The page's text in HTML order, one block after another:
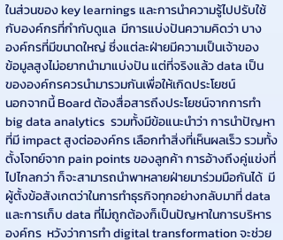
ในส่วนของ key learnings และการนำความรู้ไปปรับใช้
กับองค์กรที่กำกับดูแล  มีการแบ่งปันความคิดว่า บาง
องค์กรที่มีขนาดใหญ่ ซึ่งแต่ละฝ่ายมีความเป็นเจ้าของ
ข้อมูลสูงไม่อยากนำมาแบ่งปัน แต่ที่จริงแล้ว data เป็น
ขององค์กรควรนำมารวมกันเพื่อให้เกิดประโยชน์
นอกจากนี้ Board ต้องสื่อสารถึงประโยชน์จากการทำ
big data analytics  รวมทั้งมีข้อแนะนำว่า การนำปัญหา
ที่มี impact สูงต่อองค์กร เลือกทำสิ่งที่เห็นผลเร็ว รวมทั้ง
ตั้งโจทย์จาก pain points ของลูกค้า การอ้างถึงคู่แข่งที่
ไปไกลกว่า ก็จะสามารถนำพาหลายฝ่ายมาร่วมมือกันได้  มี
ผู้ตั้งข้อสังเกตว่าในการทำธุรกิจทุกอย่างกลับมาที่ data
และการเก็บ data ที่ไม่ถูกต้องก็เป็นปัญหาในการบริหาร
องค์กร  หวังว่าการทำ digital transformation จะช่วย